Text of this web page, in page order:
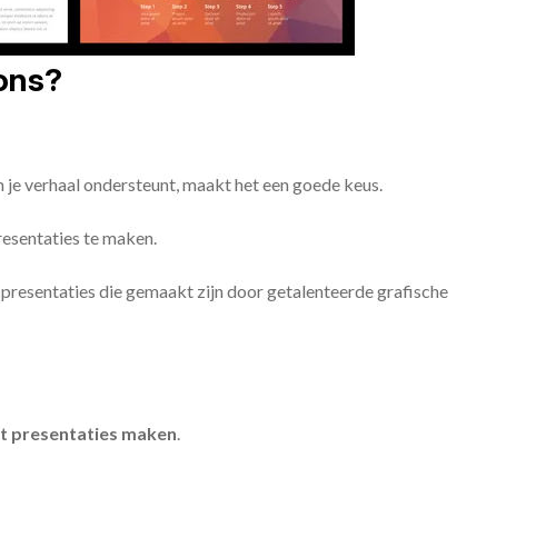
verhaal ondersteunt, maakt het een goede keus.
te maken.
die gemaakt zijn door getalenteerde grafische
presentaties maken.